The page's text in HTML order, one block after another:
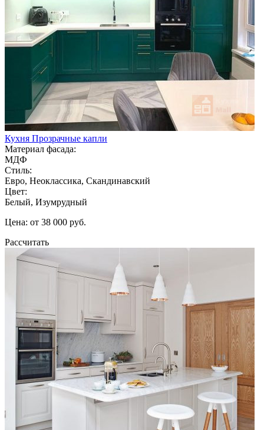
Кухня Прозрачные капли
Материал фасада:
МДФ
Стиль:
Евро, Неоклассика, Скандинавский
Цвет:
Белый, Изумрудный
Цена: от 38 000 руб.
Рассчитать